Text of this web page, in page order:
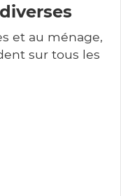
et au ménage,
sur tous les